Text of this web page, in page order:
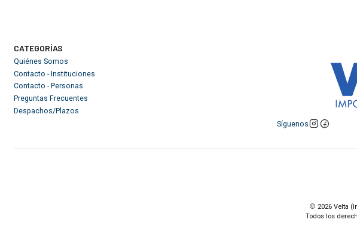
CATEGORÍAS
Quiénes Somos
Contacto - Instituciones
Contacto - Personas
Preguntas Frecuentes
Despachos/Plazos
Síguenos
2026 Velta
Todos los